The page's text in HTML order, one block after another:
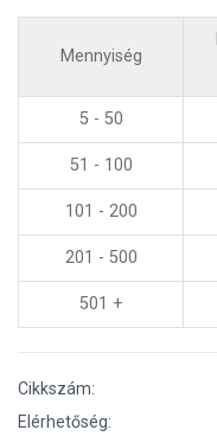
Mennyiség
5 - 50
51 - 100
101 - 200
201 - 500
501 +
Cikkszám:
Elérhetőség: